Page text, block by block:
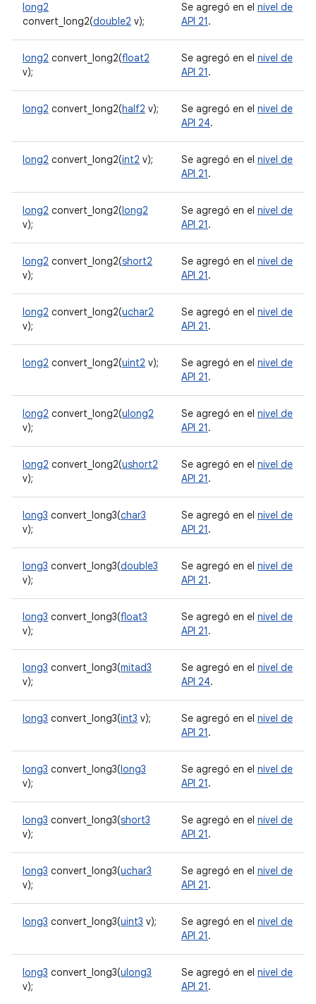
long2
convert_long2(double2 v);
Se agregó en el nivel de
API 21.
long2 convert_long2(float2
v);
Se agregó en el nivel de
API 21.
long2 convert_long2(half2 v); Se agregó en el nivel de
API 24.
long2 convert_long2(int2 v); Se agregó en el nivel de
API 21.
long2 convert_long2(long2
v);
Se agregó en el nivel de
API 21.
long2 convert_long2(short2
v);
Se agregó en el nivel de
API 21.
long2 convert_long2(uchar2
v);
Se agregó en el nivel de
API 21.
long2 convert_long2(uint2 v); Se agregó en el nivel de
API 21.
long2 convert_long2(ulong2
v);
Se agregó en el nivel de
API 21.
long2 convert_long2(ushort2
v);
Se agregó en el nivel de
API 21.
long3 convert_long3(char3
v);
Se agregó en el nivel de
API 21.
long3 convert_long3(double3
v);
Se agregó en el nivel de
API 21.
long3 convert_long3(float3
v);
Se agregó en el nivel de
API 21.
long3 convert_long3(mitad3
v);
Se agregó en el nivel de
API 24.
long3 convert_long3(int3 v); Se agregó en el nivel de
API 21.
long3 convert_long3(long3
v);
Se agregó en el nivel de
API 21.
long3 convert_long3(short3
v);
Se agregó en el nivel de
API 21.
long3 convert_long3(uchar3
v);
Se agregó en el nivel de
API 21.
long3 convert_long3(uint3 v); Se agregó en el nivel de
API 21.
long3 convert_long3(ulong3
v);
Se agregó en el nivel de
API 21.